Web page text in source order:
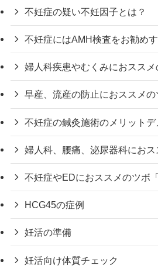
不妊症の疑い不妊因子とは？
不妊症にはAMH検査をお勧め
婦人科疾患やむくみにおススメ
早産、流産の防止におススメの
不妊症の鍼灸施術のメリットデ
婦人科、腰痛、泌尿器科におス
不妊症やEDにおススメのツボ「
HCG45の症例
妊活の準備
妊活向け体質チェック